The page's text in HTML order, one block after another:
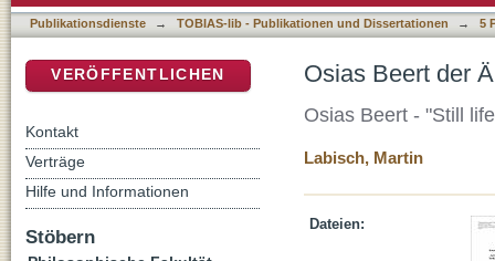
Publikationsdienste → TOBIAS-lib - Publikationen und Dissertationen → 5
Osias Beert der
Osias Beert - "Still
Labisch, Martin
Dateien:
VERÖFFENTLICHEN
Kontakt
Verträge
Hilfe und Informationen
Stöbern